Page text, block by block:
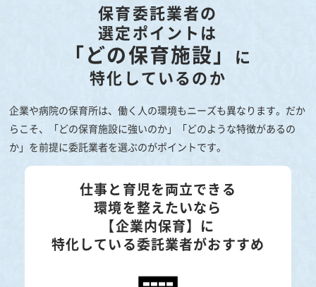
保育委託業者の
選定ポイントは
「どの保育施設」
に
特化しているのか
企業や病院の保育所は、働く人の環境もニーズも異なります。だか
らこそ、「どの保育施設に強いのか」「どのような特徴があるの
か」を前提に委託業者を選ぶのがポイントです。
仕事と育児を両立できる
環境を整えたいなら
【企業内保育】に
特化している委託業者がおすすめ